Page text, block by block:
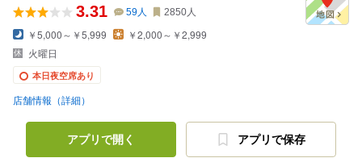
3.31 59人 2850人
￥5,000～￥5,999
￥2,000～￥2,999
火曜日
本日夜空席あり
店舗情報（詳細）
アプリで開く アプリで保存